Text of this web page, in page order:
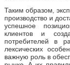
Таким образом,
производство и
успешное
клиентов и
потребителей в
лексических
важную роль в